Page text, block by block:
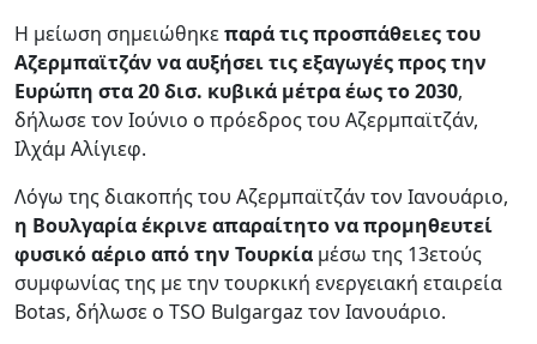
Η μείωση σημειώθηκεπαρά τις προσπάθειες του
Αζερμπαϊτζάν να αυξήσει τις εξαγωγές προς την
Ευρώπη στα 20 δισ. κυβικά μέτρα έως το 2030,
δήλωσε τον Ιούνιο ο πρόεδρος του Αζερμπαϊτζάν,
Ιλχάμ Αλίγιεφ.
Λόγω της διακοπής του Αζερμπαϊτζάν τον Ιανουάριο,
η Βουλγαρία έκρινε απαραίτητο να προμηθευτεί
φυσικό αέριο από την Τουρκία μέσω της 13ετούς
συμφωνίας της με την τουρκική ενεργειακή εταιρεία
Botas, δήλωσε ο TSO Bulgargaz τον Ιανουάριο.